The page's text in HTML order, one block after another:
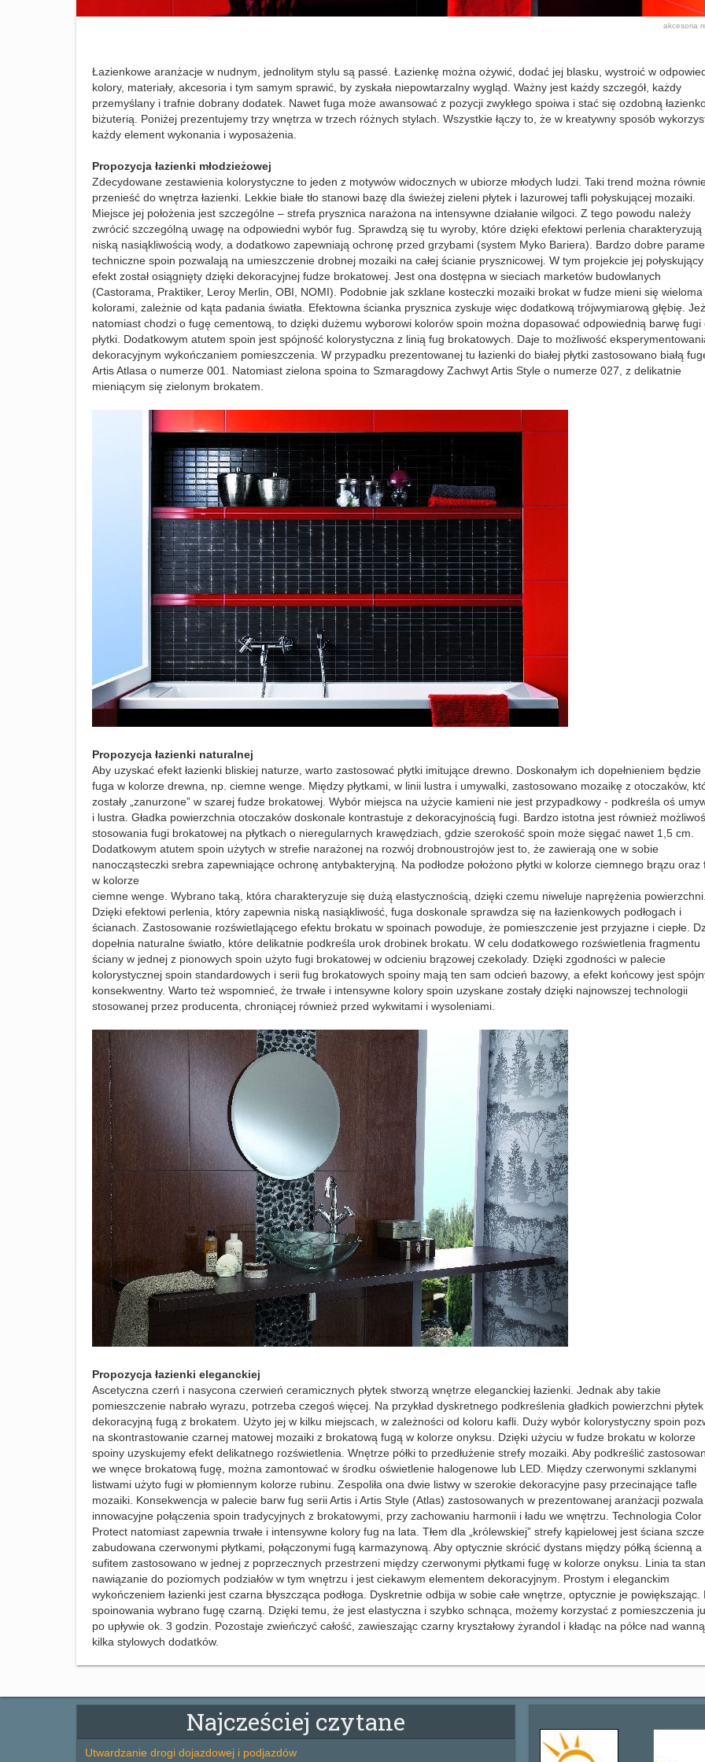
akcesoria
Łazienkowe aranżacje w nudnym, jednolitym stylu są passé. Łazienkę można ożywić, dodać jej blasku, wystroić w
kolory, materiały, akcesoria i tym samym sprawić, by zyskała niepowtarzalny wygląd. Ważny jest każdy szczegół, każdy
przemyślany i trafnie dobrany dodatek. Nawet fuga może awansować z pozycji zwykłego spoiwa i stać się ozdobną
biżuterią. Poniżej prezentujemy trzy wnętrza w trzech różnych stylach. Wszystkie łączy to, że w kreatywny sposób
każdy element wykonania i wyposażenia.
Propozycja łazienki młodzieżowej
Zdecydowane zestawienia kolorystyczne to jeden z motywów widocznych w ubiorze młodych ludzi. Taki trend można
przenieść do wnętrza łazienki. Lekkie białe tło stanowi bazę dla świeżej zieleni płytek i lazurowej tafli połyskującej mozaiki.
Miejsce jej położenia jest szczególne – strefa prysznica narażona na intensywne działanie wilgoci. Z tego powodu należy
zwrócić szczególną uwagę na odpowiedni wybór fug. Sprawdzą się tu wyroby, które dzięki efektowi perlenia charakteryzują
niską nasiąkliwością wody, a dodatkowo zapewniają ochronę przed grzybami (system Myko Bariera). Bardzo dobre
techniczne spoin pozwalają na umieszczenie drobnej mozaiki na całej ścianie prysznicowej. W tym projekcie jej połyskujący
efekt został osiągnięty dzięki dekoracyjnej fudze brokatowej. Jest ona dostępna w sieciach marketów budowlanych
(Castorama, Praktiker, Leroy Merlin, OBI, NOMI). Podobnie jak szklane kosteczki mozaiki brokat w fudze mieni się wieloma
kolorami, zależnie od kąta padania światła. Efektowna ścianka prysznica zyskuje więc dodatkową trójwymiarową głębię.
natomiast chodzi o fugę cementową, to dzięki dużemu wyborowi kolorów spoin można dopasować odpowiednią barwę fugi
płytki. Dodatkowym atutem spoin jest spójność kolorystyczna z linią fug brokatowych. Daje to możliwość
dekoracyjnym wykończaniem pomieszczenia. W przypadku prezentowanej tu łazienki do białej płytki zastosowano białą
Artis Atlasa o numerze 001. Natomiast zielona spoina to Szmaragdowy Zachwyt Artis Style o numerze 027, z delikatnie
mieniącym się zielonym brokatem.
Propozycja łazienki naturalnej
Aby uzyskać efekt łazienki bliskiej naturze, warto zastosować płytki imitujące drewno. Doskonałym ich dopełnieniem będzie
fuga w kolorze drewna, np. ciemne wenge. Między płytkami, w linii lustra i umywalki, zastosowano mozaikę z otoczaków,
zostały „zanurzone” w szarej fudze brokatowej. Wybór miejsca na użycie kamieni nie jest przypadkowy - podkreśla oś
i lustra. Gładka powierzchnia otoczaków doskonale kontrastuje z dekoracyjnością fugi. Bardzo istotna jest również
stosowania fugi brokatowej na płytkach o nieregularnych krawędziach, gdzie szerokość spoin może sięgać nawet 1,5 cm.
Dodatkowym atutem spoin użytych w strefie narażonej na rozwój drobnoustrojów jest to, że zawierają one w sobie
nanocząsteczki srebra zapewniające ochronę antybakteryjną. Na podłodze położono płytki w kolorze ciemnego brązu oraz
w kolorze
ciemne wenge. Wybrano taką, która charakteryzuje się dużą elastycznością, dzięki czemu niweluje naprężenia
Dzięki efektowi perlenia, który zapewnia niską nasiąkliwość, fuga doskonale sprawdza się na łazienkowych podłogach i
ścianach. Zastosowanie rozświetlającego efektu brokatu w spoinach powoduje, że pomieszczenie jest przyjazne i ciepłe.
dopełnia naturalne światło, które delikatnie podkreśla urok drobinek brokatu. W celu dodatkowego rozświetlenia fragmentu
ściany w jednej z pionowych spoin użyto fugi brokatowej w odcieniu brązowej czekolady. Dzięki zgodności w palecie
kolorystycznej spoin standardowych i serii fug brokatowych spoiny mają ten sam odcień bazowy, a efekt końcowy jest
konsekwentny. Warto też wspomnieć, że trwałe i intensywne kolory spoin uzyskane zostały dzięki najnowszej technologii
stosowanej przez producenta, chroniącej również przed wykwitami i wysoleniami.
Propozycja łazienki eleganckiej
Ascetyczna czerń i nasycona czerwień ceramicznych płytek stworzą wnętrze eleganckiej łazienki. Jednak aby takie
pomieszczenie nabrało wyrazu, potrzeba czegoś więcej. Na przykład dyskretnego podkreślenia gładkich powierzchni płytek
dekoracyjną fugą z brokatem. Użyto jej w kilku miejscach, w zależności od koloru kafli. Duży wybór kolorystyczny spoin
na skontrastowanie czarnej matowej mozaiki z brokatową fugą w kolorze onyksu. Dzięki użyciu w fudze brokatu w kolorze
spoiny uzyskujemy efekt delikatnego rozświetlenia. Wnętrze półki to przedłużenie strefy mozaiki. Aby podkreślić
we wnęce brokatową fugę, można zamontować w środku oświetlenie halogenowe lub LED. Między czerwonymi szklanymi
listwami użyto fugi w płomiennym kolorze rubinu. Zespoliła ona dwie listwy w szerokie dekoracyjne pasy przecinające tafle
mozaiki. Konsekwencja w palecie barw fug serii Artis i Artis Style (Atlas) zastosowanych w prezentowanej aranżacji
innowacyjne połączenia spoin tradycyjnych z brokatowymi, przy zachowaniu harmonii i ładu we wnętrzu. Technologia Color
Protect natomiast zapewnia trwałe i intensywne kolory fug na lata. Tłem dla „królewskiej” strefy kąpielowej jest ściana
zabudowana czerwonymi płytkami, połączonymi fugą karmazynową. Aby optycznie skrócić dystans między półką ścienną a
sufitem zastosowano w jednej z poprzecznych przestrzeni między czerwonymi płytkami fugę w kolorze onyksu. Linia ta
nawiązanie do poziomych podziałów w tym wnętrzu i jest ciekawym elementem dekoracyjnym. Prostym i eleganckim
wykończeniem łazienki jest czarna błyszcząca podłoga. Dyskretnie odbija w sobie całe wnętrze, optycznie je powiększając.
spoinowania wybrano fugę czarną. Dzięki temu, że jest elastyczna i szybko schnąca, możemy korzystać z pomieszczenia
po upływie ok. 3 godzin. Pozostaje zwieńczyć całość, zawieszając czarny kryształowy żyrandol i kładąc na półce nad wanną
kilka stylowych dodatków.
Najcześciej czytane
Utwardzanie drogi dojazdowej i podjazdów